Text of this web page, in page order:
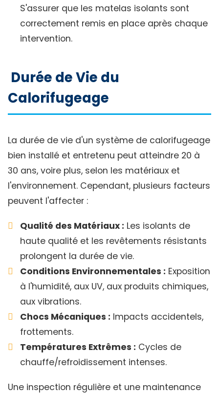
S'assurer que les matelas isolants sont
correctement remis en place après chaque
intervention.
Durée de Vie du
Calorifugeage
La durée de vie d'un système de calorifugeage
bien installé et entretenu peut atteindre 20 à
30 ans, voire plus, selon les matériaux et
l'environnement. Cependant, plusieurs facteurs
peuvent l'affecter :
Qualité des Matériaux : Les isolants de
haute qualité et les revêtements résistants
prolongent la durée de vie.
Conditions Environnementales : Exposition
à l'humidité, aux UV, aux produits chimiques,
aux vibrations.
Chocs Mécaniques : Impacts accidentels,
frottements.
Températures Extrêmes : Cycles de
chauffe/refroidissement intenses.
Une inspection régulière et une maintenance